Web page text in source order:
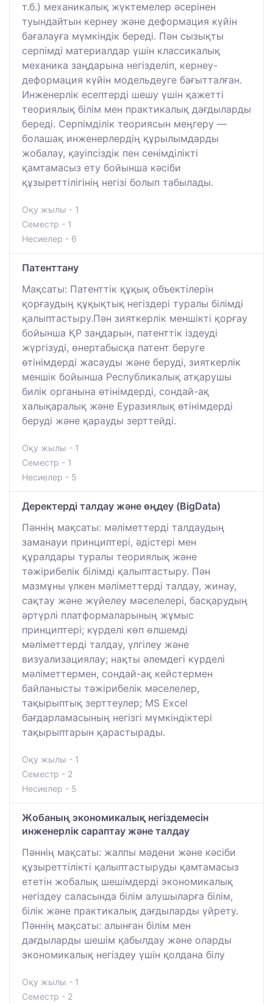
т.б.) механикалық жүктемелер әсерінен
туындайтын кернеу және деформация күйін
бағалауға мүмкіндік береді. Пән сызықты
серпімді материалдар үшін классикалық
механика заңдарына негізделіп, кернеу-
деформация күйін модельдеуге бағытталған.
Инженерлік есептерді шешу үшін қажетті
теориялық білім мен практикалық дағдыларды
береді. Серпімділік теориясын меңгеру —
болашақ инженерлердің құрылымдарды
жобалау, қауіпсіздік пен сенімділікті
қамтамасыз ету бойынша кәсіби
құзыреттілігінің негізі болып табылады.
Оқу жылы - 1
Семестр - 1
Несиелер - 6
Патенттану
Мақсаты: Патенттік құқық объектілерін
қорғаудың құқықтық негіздері туралы білімді
қалыптастыру.Пән зияткерлік меншікті қорғау
бойынша ҚР заңдарын, патенттік іздеуді
жүргізуді, өнертабысқа патент беруге
өтінімдерді жасауды және беруді, зияткерлік
меншік бойынша Республикалық атқарушы
билік органына өтінімдерді, сондай-ақ
халықаралық және Еуразиялық өтінімдерді
беруді және қарауды зерттейді.
Оқу жылы - 1
Семестр - 1
Несиелер - 5
Деректерді талдау және өңдеу (BigData)
Пәннің мақсаты: мәліметтерді талдаудың
заманауи принциптері, әдістері мен
құралдары туралы теориялық және
тәжірибелік білімді қалыптастыру. Пән
мазмұны үлкен мәліметтерді талдау, жинау,
сақтау және жүйелеу мәселелері, басқарудың
әртүрлі платформаларының жұмыс
принциптері; күрделі көп өлшемді
мәліметтерді талдау, үлгілеу және
визуализациялау; нақты әлемдегі күрделі
мәліметтермен, сондай-ақ кейстермен
байланысты тәжірибелік мәселелер,
тақырыптық зерттеулер; MS Excel
бағдарламасының негізгі мүмкіндіктері
тақырыптарын қарастырады.
Оқу жылы - 1
Семестр - 2
Несиелер - 5
Жобаның экономикалық негіздемесін
инженерлік сараптау және талдау
Пәннің мақсаты: жалпы мәдени және кәсіби
құзыреттілікті қалыптастыруды қамтамасыз
ететін жобалық шешімдерді экономикалық
негіздеу саласында білім алушыларға білім,
білік және практикалық дағдыларды үйрету.
Пәннің мақсаты: алынған білім мен
дағдыларды шешім қабылдау және оларды
экономикалық негіздеу үшін қолдана білу
Оқу жылы - 1
Семестр - 2